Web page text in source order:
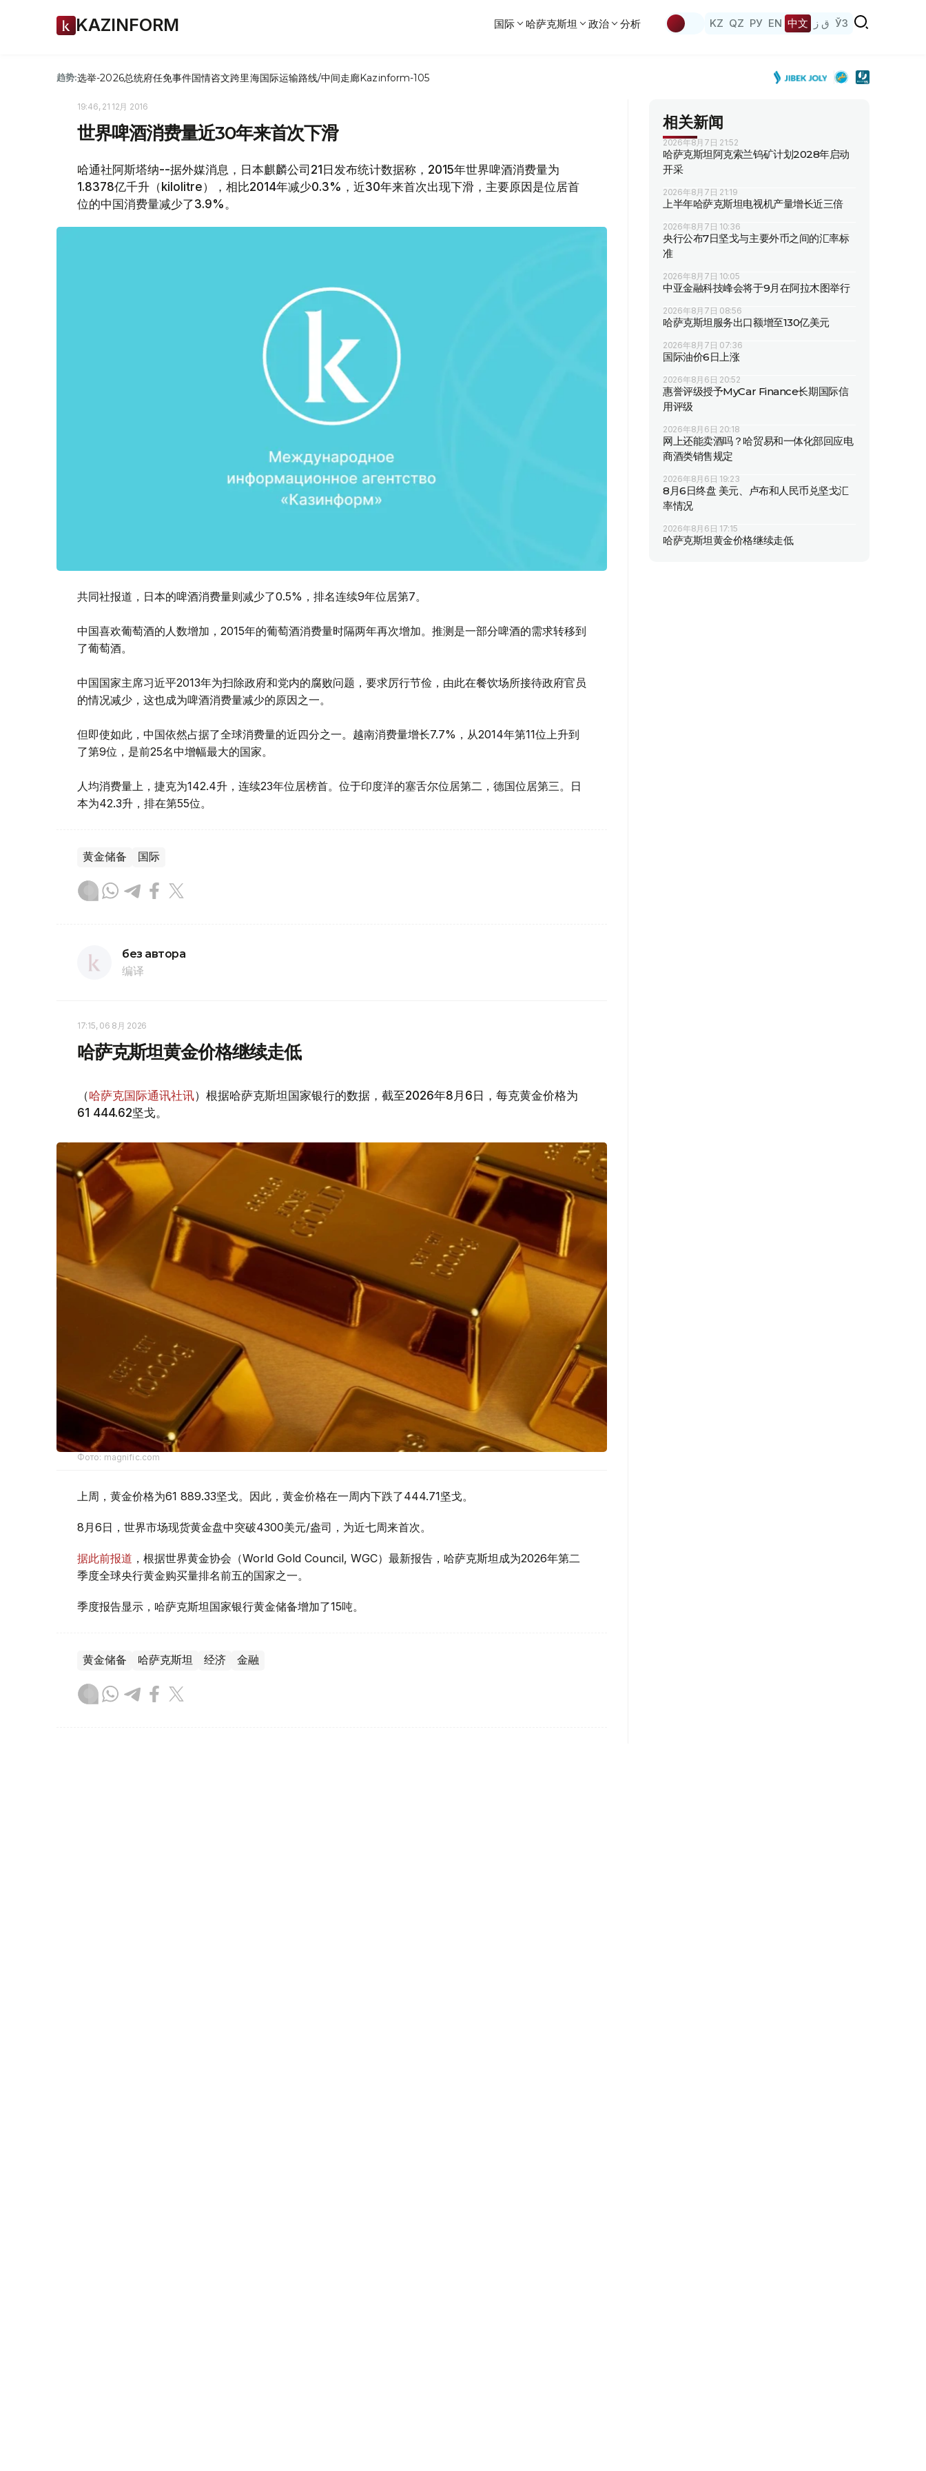
KAZINFORM 国际 哈萨克斯坦 政治 分析 KZ QZ РУ EN 中文 ق ز ЎЗ
趋势:选举-2026总统府任免事件国情咨文跨里海国际运输路线/中间走廊Kazinform-105
19:46, 21 12月 2016
世界啤酒消费量近30年来首次下滑
哈通社阿斯塔纳--据外媒消息，日本麒麟公司21日发布统计数据称，2015年世界啤酒消费量为
1.8378亿千升（kilolitre），相比2014年减少0.3%，近30年来首次出现下滑，主要原因是位居首
位的中国消费量减少了3.9%。
共同社报道，日本的啤酒消费量则减少了0.5%，排名连续9年位居第7。
中国喜欢葡萄酒的人数增加，2015年的葡萄酒消费量时隔两年再次增加。推测是一部分啤酒的需求转移到
了葡萄酒。
中国国家主席习近平2013年为扫除政府和党内的腐败问题，要求厉行节俭，由此在餐饮场所接待政府官员
的情况减少，这也成为啤酒消费量减少的原因之一。
但即使如此，中国依然占据了全球消费量的近四分之一。越南消费量增长7.7%，从2014年第11位上升到
了第9位，是前25名中增幅最大的国家。
人均消费量上，捷克为142.4升，连续23年位居榜首。位于印度洋的塞舌尔位居第二，德国位居第三。日
本为42.3升，排在第55位。
黄金储备 国际
без автора
编译
17:15, 06 8月 2026
哈萨克斯坦黄金价格继续走低
（哈萨克国际通讯社讯）根据哈萨克斯坦国家银行的数据，截至2026年8月6日，每克黄金价格为
61 444.62坚戈。
Фото: magnific.com
上周，黄金价格为61 889.33坚戈。因此，黄金价格在一周内下跌了444.71坚戈。
8月6日，世界市场现货黄金盘中突破4300美元/盎司，为近七周来首次。
据此前报道 ，根据世界黄金协会（World Gold Council, WGC）最新报告，哈萨克斯坦成为2026年第二
季度全球央行黄金购买量排名前五的国家之一。
季度报告显示，哈萨克斯坦国家银行黄金储备增加了15吨。
黄金储备 哈萨克斯坦 经济 金融
相关新闻
2026年8月7日 21:52
哈萨克斯坦阿克索兰钨矿计划2028年启动
开采
2026年8月7日 21:19
上半年哈萨克斯坦电视机产量增长近三倍
2026年8月7日 10:36
央行公布7日坚戈与主要外币之间的汇率标
准
2026年8月7日 10:05
中亚金融科技峰会将于9月在阿拉木图举行
2026年8月7日 08:56
哈萨克斯坦服务出口额增至130亿美元
2026年8月7日 07:36
国际油价6日上涨
2026年8月6日 20:52
惠誉评级授予MyCar Finance长期国际信
用评级
2026年8月6日 20:18
网上还能卖酒吗？哈贸易和一体化部回应电
商酒类销售规定
2026年8月6日 19:23
8月6日终盘 美元、卢布和人民币兑坚戈汇
率情况
2026年8月6日 17:15
哈萨克斯坦黄金价格继续走低